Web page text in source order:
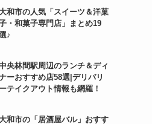
和市の人気「スイーツ＆洋菓
・和菓子専門店」まとめ19
♪
央林間駅周辺のランチ＆ディ
ーおすすめ店58選|デリバリ
ーテイクアウト情報も網羅！
和市の「居酒屋バル」おすす